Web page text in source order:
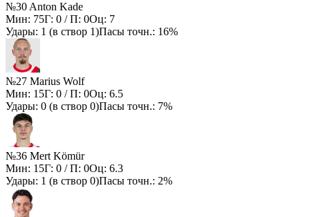
№30 Anton Kade
Мин: 75Г: 0 / П: 0Оц: 7
Удары: 1 (в створ 1)Пасы точн.: 16%
№27 Marius Wolf
Мин: 15Г: 0 / П: 0Оц: 6.5
Удары: 0 (в створ 0)Пасы точн.: 7%
№36 Mert Kömür
Мин: 15Г: 0 / П: 0Оц: 6.3
Удары: 1 (в створ 0)Пасы точн.: 2%